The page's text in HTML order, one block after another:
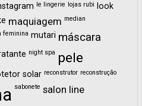
le lingerie lojas rubi
look
maquiagem median
feminina mutari máscara
night spa pele
solar reconstrutor reconstrução
sabonete salon line